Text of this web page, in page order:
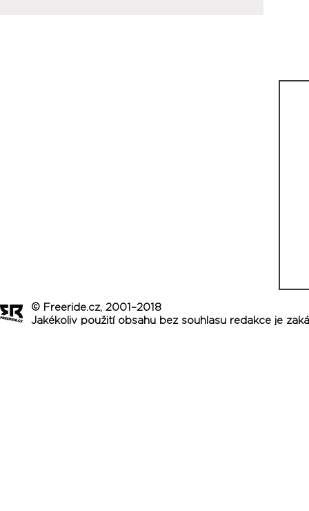
© Freeride.cz, 2001–2018
Jakékoliv použití obsahu bez souhlasu redakce je